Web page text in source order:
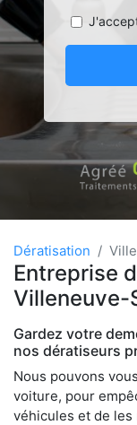
Dératisation
Entreprise
Villeneuve-
Gardez votre
nos dératiseurs
Nous pouvons
voiture, pour
véhicules et de